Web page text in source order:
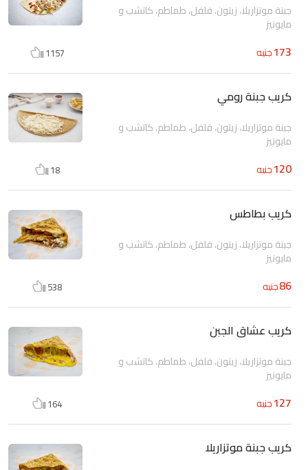
جبنة موتزاريلا، زيتون، فلفل، طماطم، كاتشب و
مايونيز
173جنيه 1157
كريب جبنة رومي
جبنة موتزاريلا، زيتون، فلفل، طماطم، كاتشب و
مايونيز
120جنيه 18
كريب بطاطس
جبنة موتزاريلا، زيتون، فلفل، طماطم، كاتشب و
مايونيز
86جنيه 538
كريب عشاق الجبن
جبنة موتزاريلا، زيتون، فلفل، طماطم، كاتشب و
مايونيز
127جنيه 164
كريب جبنة موتزاريلا